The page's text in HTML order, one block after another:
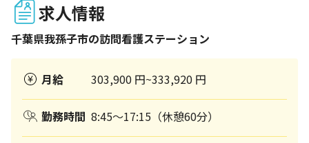
求人情報
千葉県我孫子市の訪問看護ステーション
月給 303,900 円~333,920 円
勤務時間 8:45～17:15（休憩60分）